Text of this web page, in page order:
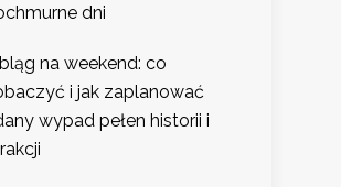
dni
na weekend: co
i jak zaplanować
wypad pełen historii i